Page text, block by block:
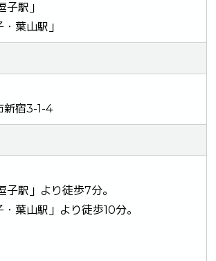
子駅」
葉山駅」
新宿3-1-4
子駅」より徒歩7分。
葉山駅」より徒歩10分。